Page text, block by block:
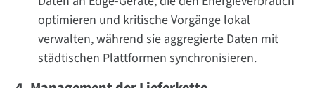
optimieren und kritische Vorgänge lokal
verwalten, während sie aggregierte Daten mit
städtischen Plattformen synchronisieren.